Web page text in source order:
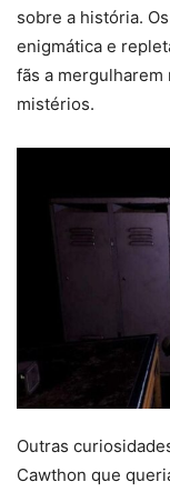
sobre a história.
enigmática e
fãs a
mistérios.
Outras
Cawthon que